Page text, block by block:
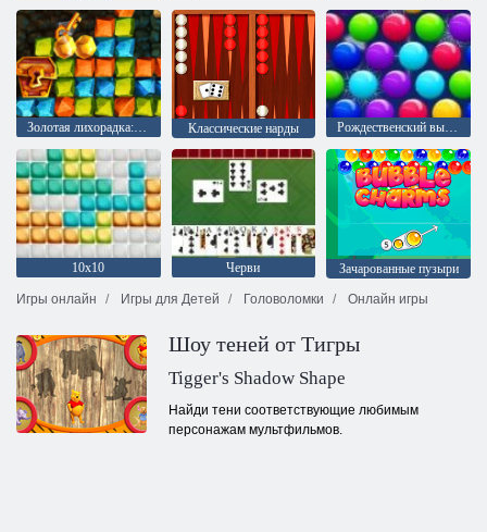
Золотая лихорадка: Охотник за сокровищами Классические нарды Рождественский выпуск: Забавные пузыри
10х10 Черви
Зачарованные пузыри
Игры онлайн
Игры для Детей Головоломки Онлайн игры
Шоу теней от Тигры
Tigger's Shadow Shape
Найди тени соответствующие любимым
персонажам мультфильмов.